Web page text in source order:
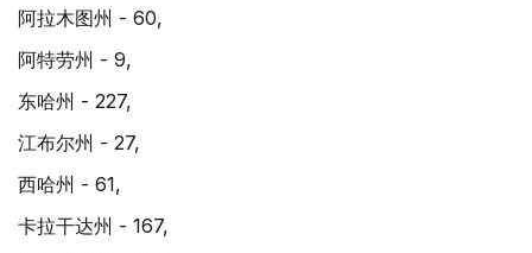
阿拉木图州 - 60,
阿特劳州 - 9,
东哈州 - 227,
江布尔州 - 27,
西哈州 - 61,
卡拉干达州 - 167,